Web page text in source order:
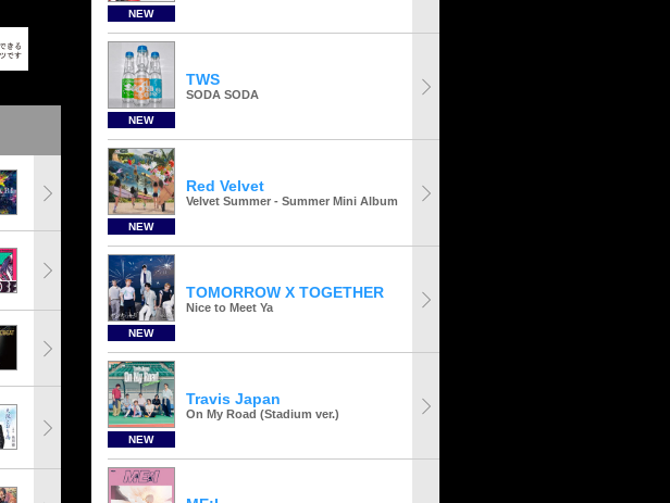
NEW
NEW
TWS
SODA SODA
NEW
Red Velvet
Velvet Summer - Summer Mini Album
NEW
TOMORROW X TOGETHER
Nice to Meet Ya
NEW
Travis Japan
On My Road (Stadium ver.)